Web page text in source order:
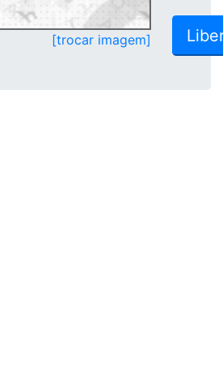
[trocar imagem]